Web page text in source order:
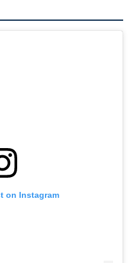
on Instagram